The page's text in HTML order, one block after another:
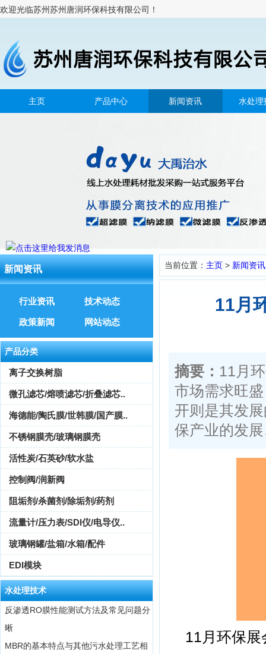
欢迎光临苏州苏州唐润环保科技有限公司！
主页 产品中心 新闻资讯 水处理
当前位置： 主页 > 新闻资讯
11月
摘要： 11月
市场需求旺
开则是其发
保产业的发
11月环保
新闻资讯
行业资讯 技术动态
政策新闻 网站动态
产品分类
离子交换树脂
微孔滤芯/熔喷滤芯/折叠滤芯..
海德能/陶氏膜/世韩膜/国产膜..
不锈钢膜壳/玻璃钢膜壳
活性炭/石英砂/软水盐
控制阀/润新阀
阻垢剂/杀菌剂/除垢剂/药剂
流量计/压力表/SDI仪/电导仪..
玻璃钢罐/盐箱/水箱/配件
EDI模块
水处理技术
反渗透RO膜性能测试方法及常见问题分
晰
MBR的基本特点与其他污水处理工艺相